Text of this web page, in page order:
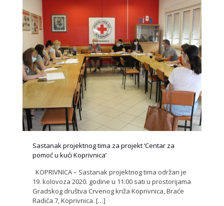
Sastanak projektnog tima za projekt ‘Centar za
pomoć u kući Koprivnica’
KOPRIVNICA – Sastanak projektnog tima održan je
19. kolovoza 2020. godine u 11:00 sati u prostorijama
Gradskog društva Crvenog križa Koprivnica, Braće
Radića 7, Koprivnica. […]